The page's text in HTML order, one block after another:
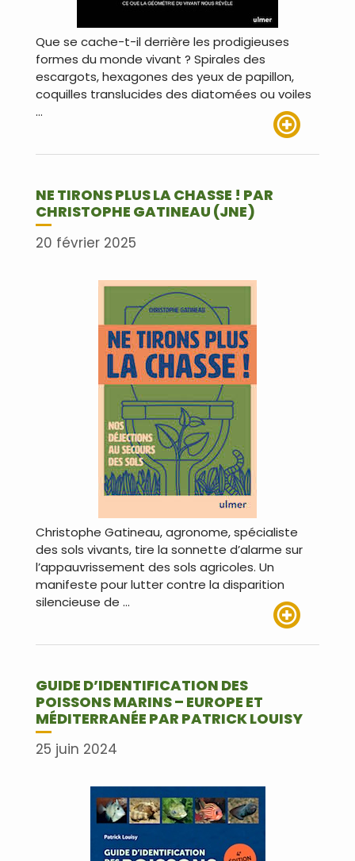
Que se cache-t-il derrière les prodigieuses
formes du monde vivant ? Spirales des
escargots, hexagones des yeux de papillon,
coquilles translucides des diatomées ou voiles
…
NE TIRONS PLUS LA CHASSE ! PAR
CHRISTOPHE GATINEAU (JNE)
20 février 2025
Christophe Gatineau, agronome, spécialiste
des sols vivants, tire la sonnette d’alarme sur
l’appauvrissement des sols agricoles. Un
manifeste pour lutter contre la disparition
silencieuse de …
GUIDE D’IDENTIFICATION DES
POISSONS MARINS – EUROPE ET
MÉDITERRANÉE PAR PATRICK LOUISY
25 juin 2024